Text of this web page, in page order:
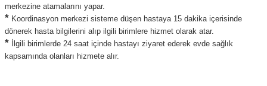
merkezine atamalarını yapar.
* Koordinasyon merkezi sisteme düşen hastaya 15 dakika içerisinde
dönerek hasta bilgilerini alıp ilgili birimlere hizmet olarak atar.
* İlgili birimlerde 24 saat içinde hastayı ziyaret ederek evde sağlık
kapsamında olanları hizmete alır.